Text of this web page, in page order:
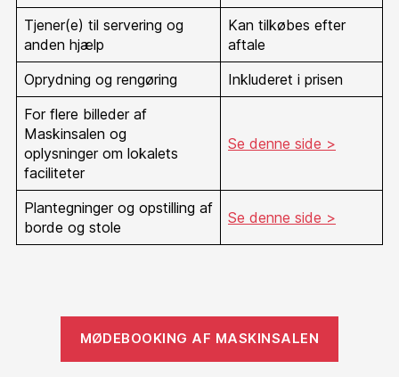
Tjener(e) til servering og
anden hjælp
Kan tilkøbes efter
aftale
Oprydning og rengøring
Inkluderet i prisen
For flere billeder af
Maskinsalen og
oplysninger om lokalets
faciliteter
Se denne side >
Plantegninger og opstilling af
borde og stole
Se denne side >
MØDEBOOKING AF MASKINSALEN